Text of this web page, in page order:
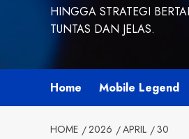
HINGGA STRATEGI
TUNTAS DAN JELAS.
Home Mobile Legend
HOME 2026 APRIL 30